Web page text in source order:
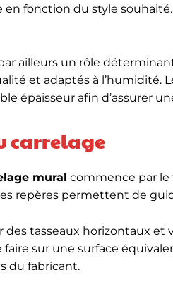
fonction du style
ailleurs un rôle
et adaptés à l’humidité.
épaisseur afin d’assurer
carrelage
mural commence par le
repères permettent de
des tasseaux horizontaux
faire sur une surface
du fabricant.